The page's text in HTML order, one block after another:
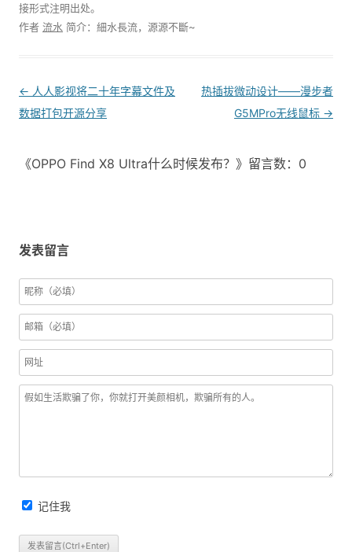
接形式注明出处。
作者 流水 简介：細水長流，源源不斷~
Post
navigation
← 人人影视将二十年字幕文件及
数据打包开源分享
热插拔微动设计——漫步者
G5MPro无线鼠标 →
《OPPO Find X8 Ultra什么时候发布？》留言数：0
发表留言
记住我